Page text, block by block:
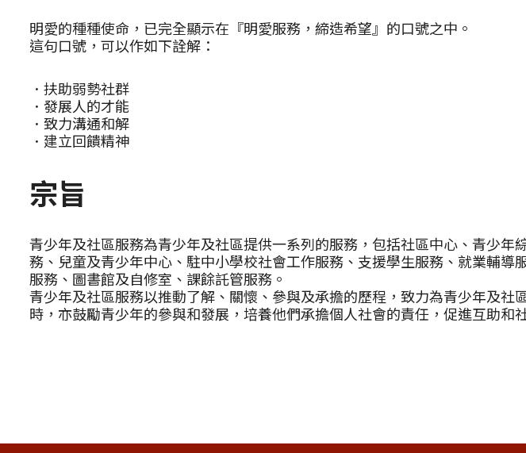
明愛的種種使命，已完全顯示在『明愛服務，締造希望』的口號之中。
這句口號，可以作如下詮解：​
．扶助弱勢社群
．發展人的才能
．致力溝通和解
．建立回饋精神
宗旨
青少年及社區服務為青少年及社區提供一系列的服務，包括社區中心、青少年
務、兒童及青少年中心、駐中小學校社會工作服務、支援學生服務、就業輔導
服務、圖書館及自修室、課餘託管服務。
青少年及社區服務以推動了解、關懷、參與及承擔的歷程，致力為青少年及社
時，亦鼓勵青少年的參與和發展，培養他們承擔個人社會的責任，促進互助和